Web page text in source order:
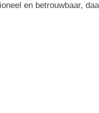
en betrouwbaar,